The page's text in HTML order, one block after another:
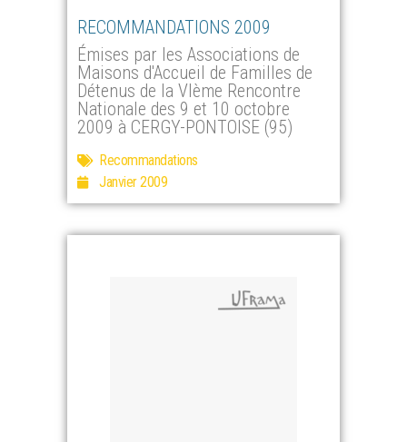
RECOMMANDATIONS 2009
Émises par les Associations de
Maisons d'Accueil de Familles de
Détenus de la VIème Rencontre
Nationale des 9 et 10 octobre
2009 à CERGY-PONTOISE (95)
Recommandations
Janvier 2009